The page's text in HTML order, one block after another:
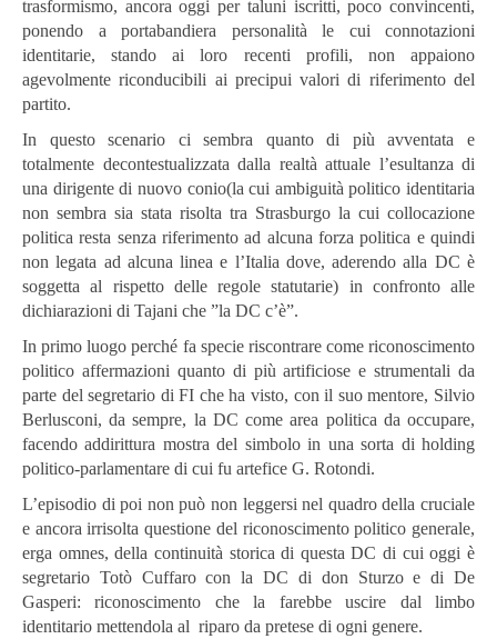
trasformismo, ancora oggi per taluni iscritti, poco convincenti,
ponendo a portabandiera personalità le cui connotazioni
identitarie, stando ai loro recenti profili, non appaiono
agevolmente riconducibili ai precipui valori di riferimento del
partito.
In questo scenario ci sembra quanto di più avventata e
totalmente decontestualizzata dalla realtà attuale l’esultanza di
una dirigente di nuovo conio(la cui ambiguità politico identitaria
non sembra sia stata risolta tra Strasburgo la cui collocazione
politica resta senza riferimento ad alcuna forza politica e quindi
non legata ad alcuna linea e l’Italia dove, aderendo alla DC è
soggetta al rispetto delle regole statutarie) in confronto alle
dichiarazioni di Tajani che ”la DC c’è”.
In primo luogo perché fa specie riscontrare come riconoscimento
politico affermazioni quanto di più artificiose e strumentali da
parte del segretario di FI che ha visto, con il suo mentore, Silvio
Berlusconi, da sempre, la DC come area politica da occupare,
facendo addirittura mostra del simbolo in una sorta di holding
politico-parlamentare di cui fu artefice G. Rotondi.
L’episodio di poi non può non leggersi nel quadro della cruciale
e ancora irrisolta questione del riconoscimento politico generale,
erga omnes, della continuità storica di questa DC di cui oggi è
segretario Totò Cuffaro con la DC di don Sturzo e di De
Gasperi: riconoscimento che la farebbe uscire dal limbo
identitario mettendola al riparo da pretese di ogni genere.